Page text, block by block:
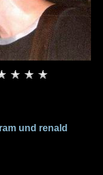
und renald